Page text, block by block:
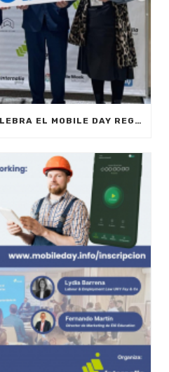
INTERNALIA GROUP CELEBRA EL MOBILE DAY REGISTRO HORARIO EN MARBELLA